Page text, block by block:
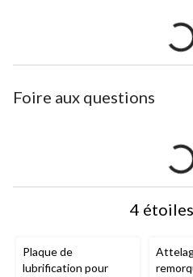
Foire aux questions
4
Plaque de
lubrification pour